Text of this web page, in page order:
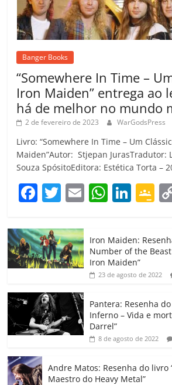
Banger Books
“Somewhere In Time –
Iron Maiden” entrega ao
há de melhor no mundo
2 de fevereiro de 2023 WarGodsPress
Livro: “Somewhere In Time – Um
Maiden”Autor: Stjepan JurasTradutor:
Souza SpósitoEditora: Estética Torta –
F
c
e
b
o
o
k
T
itt
er
E W
at
s
A
p
Li
e
dI
G
gl
e
Cl
a
ss
o
Iron Maiden:
Number of the
Iron Maiden”
23 de agosto de 2022
Pantera: Resenha
Inferno – Vida e
Darrel”
8 de agosto de 2022
Andre Matos: Resenha do livro
Maestro do Heavy Metal”